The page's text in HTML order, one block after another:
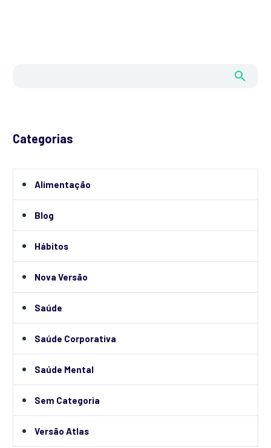
Categorias
Alimentação
Blog
Hábitos
Nova Versão
Saúde
Saúde Corporativa
Saúde Mental
Sem Categoria
Versão Atlas